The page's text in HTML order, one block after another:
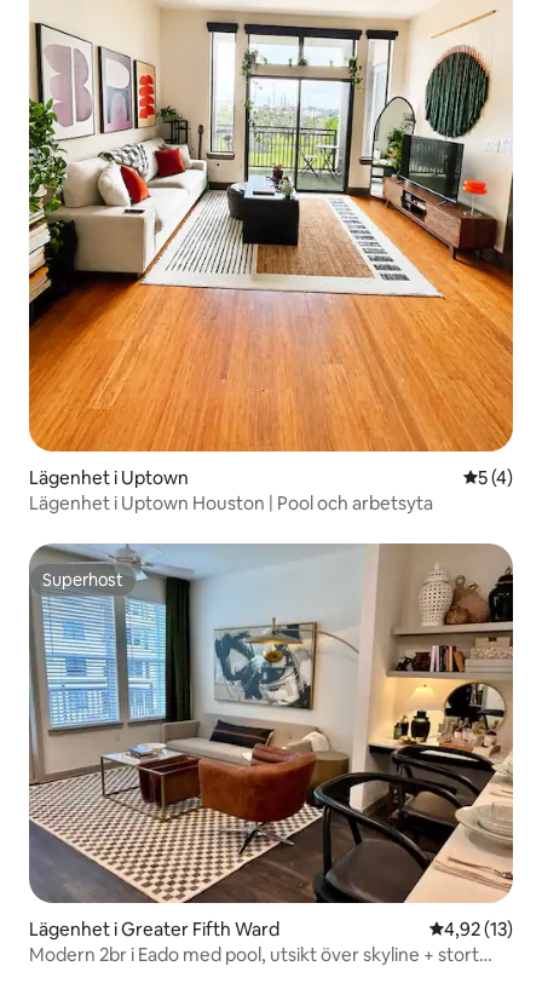
Lägenhet i Uptown 5 av 5 i
5 (4)
Lägenhet i Uptown Houston | Pool och arbetsyta
Superhost
Superhost
Lägenhet i Greater Fifth Ward 4,92 av 5 i
4,92 (13)
Modern 2br i Eado med pool, utsikt över skyline + stort